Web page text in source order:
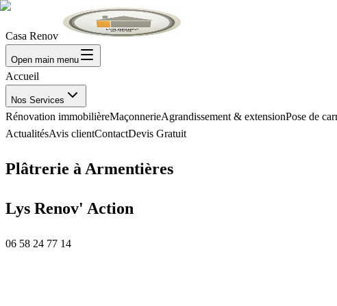
Casa Renov
Open main menu
Accueil
Nos Services
Rénovation immobilièreMaçonnerieAgrandissement & extensionPose de
ActualitésAvis clientContactDevis Gratuit
Plâtrerie à Armentières
Lys Renov' Action
06 58 24 77 14